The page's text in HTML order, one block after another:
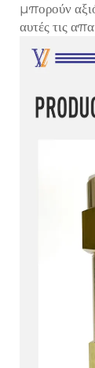
μπορούν
αυτές τις